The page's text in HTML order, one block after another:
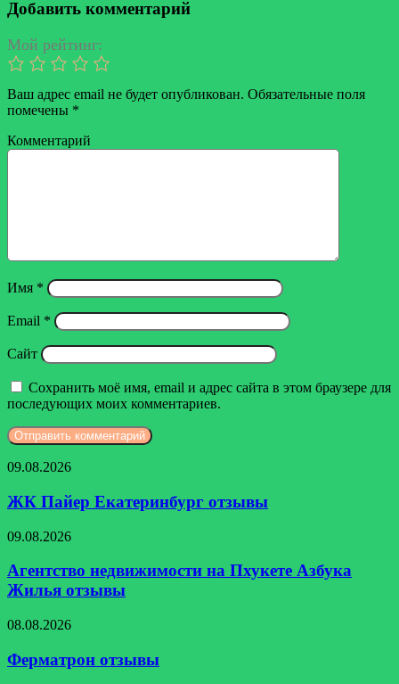
через
электронную
почту
Добавить комментарий
Мой рейтинг:
Ваш адрес email не будет опубликован. Обязательные поля
помечены *
Комментарий
Имя *
Email *
Сайт
Сохранить моё имя, email и адрес сайта в этом браузере для
последующих моих комментариев.
ЖК
Екатеринбург
отзывы
09.08.2026
ЖК Пайер Екатеринбург отзывы
Агентство
на
Пхукете
Азбука
отзывы
09.08.2026
Агентство недвижимости на Пхукете Азбука
Жилья отзывы
Ферматрон
08.08.2026
Ферматрон отзывы